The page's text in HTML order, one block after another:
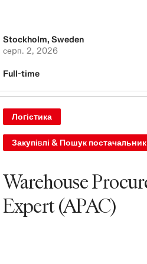
Stockholm, Sweden
серп. 2, 2026
Full-time
Warehouse
Expert (APAC)
Логістика
Закупівлі & Пошук